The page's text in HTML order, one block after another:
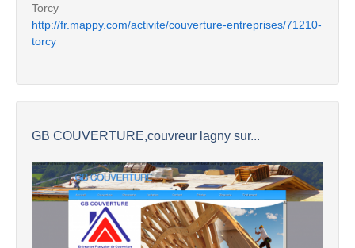
Torcy
http://fr.mappy.com/activite/couverture-entreprises/71210-
torcy
GB COUVERTURE,couvreur lagny sur...